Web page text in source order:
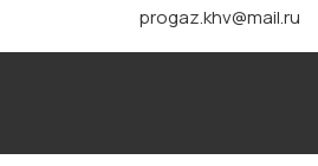
progaz.khv@mail.ru